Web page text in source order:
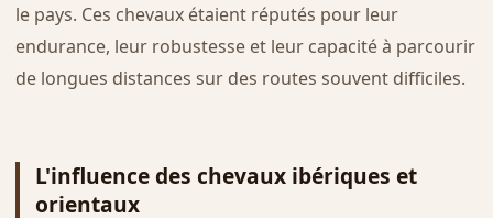
le pays. Ces chevaux étaient réputés pour leur
endurance, leur robustesse et leur capacité à parcourir
de longues distances sur des routes souvent difficiles.
L'influence des chevaux ibériques et
orientaux